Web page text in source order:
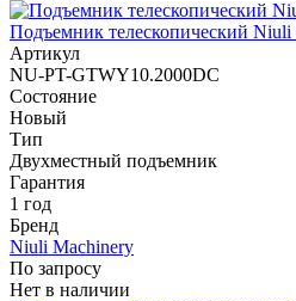
Подъемник телескопический
Артикул
NU-PT-GTWY10.2000DC
Состояние
Новый
Тип
Двухместный подъемник
Гарантия
1 год
Бренд
Niuli Machinery
По запросу
Нет в наличии